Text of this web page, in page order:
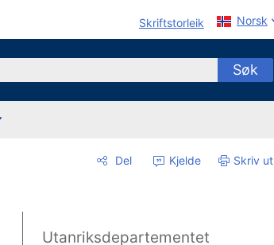
Skriftstorleik Norsk
Søk
Del Kjelde Skriv ut
Utanriksdepartementet